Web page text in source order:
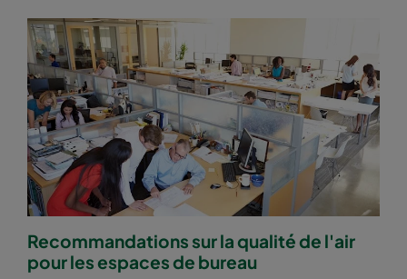
ePM2,5 50% 592 490
ePM2,5 50% 592 287 370
ePM2,5 50% 592 592 600
ePM2,5 50% 490 592 600
ePM2,5 50% 287 592
ePM2,5 50% 592 490
Recommandations sur la qualité de l'air
pour les espaces de bureau